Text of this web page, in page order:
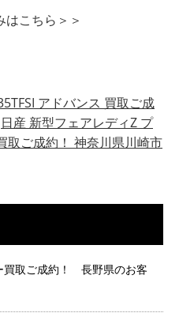
はこちら＞＞
アドバンス 買取ご成
日産 新型フェアレディZ プ
取ご成約！ 神奈川県川崎市
買取ご成約！ 長野県のお客